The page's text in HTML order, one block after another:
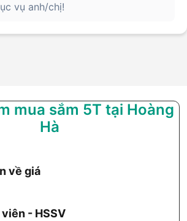
vụ anh/chị!
mua sắm 5T tại Hoàng
Hà
về giá
- HSSV